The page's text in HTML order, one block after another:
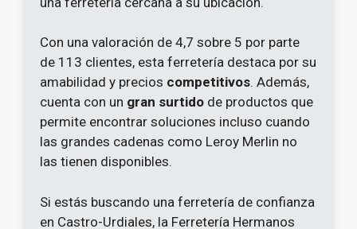
Con una valoración de 4,7 sobre 5 por parte
de 113 clientes, esta ferretería destaca por su
amabilidad y precios competitivos. Además,
cuenta con un gran surtido de productos que
permite encontrar soluciones incluso cuando
las grandes cadenas como Leroy Merlin no
las tienen disponibles.
Si estás buscando una ferretería de confianza
en Castro-Urdiales, la Ferretería Hermanos